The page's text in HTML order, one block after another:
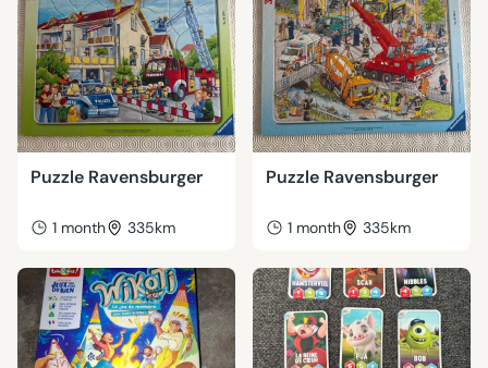
Puzzle Ravensburger
1 month 335km
Puzzle Ravensburger
1 month 335km